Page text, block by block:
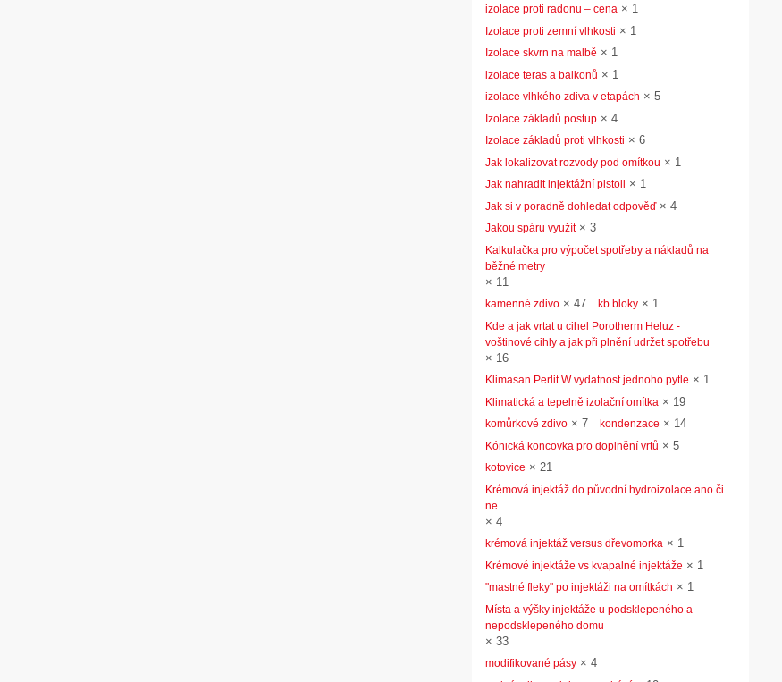
izolace proti radonu – cena × 1
Izolace proti zemní vlhkosti × 1
Izolace skvrn na malbě × 1
izolace teras a balkonů × 1
izolace vlhkého zdiva v etapách × 5
Izolace základů postup × 4
Izolace základů proti vlhkosti × 6
Jak lokalizovat rozvody pod omítkou × 1
Jak nahradit injektážní pistoli × 1
Jak si v poradně dohledat odpověď× 4
Jakou spáru využít× 3
Kalkulačka pro výpočet spotřeby a nákladů na
běžné metry
× 11
kamenné zdivo × 47 kb bloky × 1
Kde a jak vrtat u cihel Porotherm Heluz -
voštinové cihly a jak při plnění udržet spotřebu
× 16
Klimasan Perlit W vydatnost jednoho pytle × 1
Klimatická a tepelně izolační omítka × 19
komůrkové zdivo × 7 kondenzace × 14
Kónická koncovka pro doplnění vrtů × 5
kotovice × 21
Krémová injektáž do původní hydroizolace ano či
ne
× 4
krémová injektáž versus dřevomorka × 1
Krémové injektáže vs kvapalné injektáže × 1
"mastné fleky" po injektáži na omítkách × 1
Místa a výšky injektáže u podsklepeného a
nepodsklepeného domu
× 33
modifikované pásy × 4